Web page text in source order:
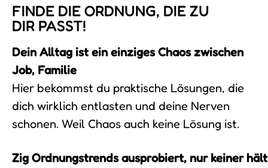
FINDE DIE ORDNUNG, DIE ZU
DIR PASST!
Dein Alltag ist ein einziges Chaos zwischen
Job, Familie
Hier bekommst du praktische Lösungen, die
dich wirklich entlasten und deine Nerven
schonen. Weil Chaos auch keine Lösung ist.
Zig Ordnungstrends ausprobiert, nur keiner hält